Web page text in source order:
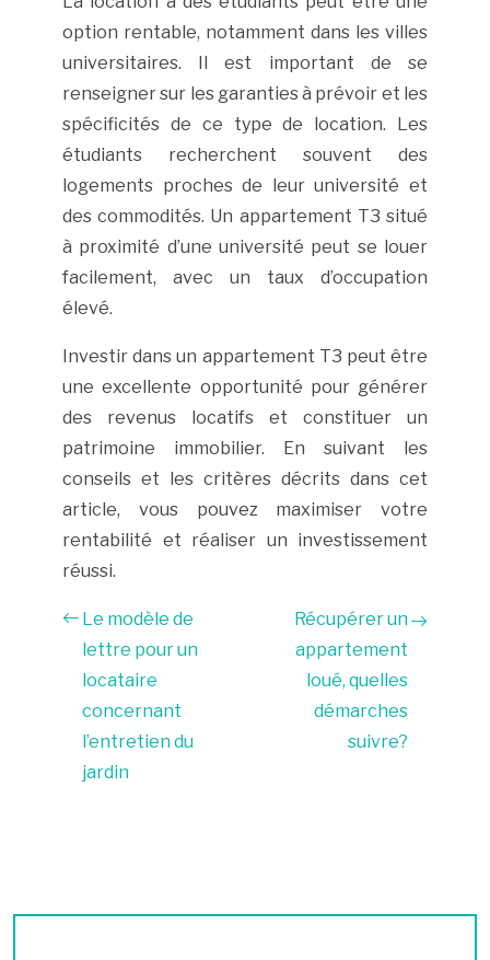
option rentable, notamment dans les villes
universitaires. Il est important de se
renseigner sur les garanties à prévoir et les
spécificités de ce type de location. Les
étudiants recherchent souvent des
logements proches de leur université et
des commodités. Un appartement T3 situé
à proximité d’une université peut se louer
facilement, avec un taux d’occupation
élevé.
Investir dans un appartement T3 peut être
une excellente opportunité pour générer
des revenus locatifs et constituer un
patrimoine immobilier. En suivant les
conseils et les critères décrits dans cet
article, vous pouvez maximiser votre
rentabilité et réaliser un investissement
réussi.
Le modèle de
lettre pour un
locataire
concernant
l’entretien du
jardin
Récupérer un
appartement
loué, quelles
démarches
suivre?